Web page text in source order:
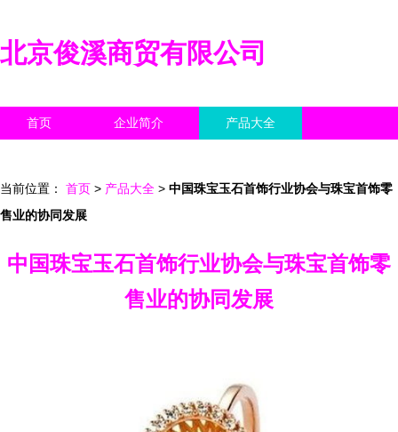
北京俊溪商贸有限公司
首页 企业简介 产品大全
当前位置： 首页 > 产品大全 > 中国珠宝玉石首饰行业协会与珠宝首饰零
售业的协同发展
中国珠宝玉石首饰行业协会与珠宝首饰零
售业的协同发展